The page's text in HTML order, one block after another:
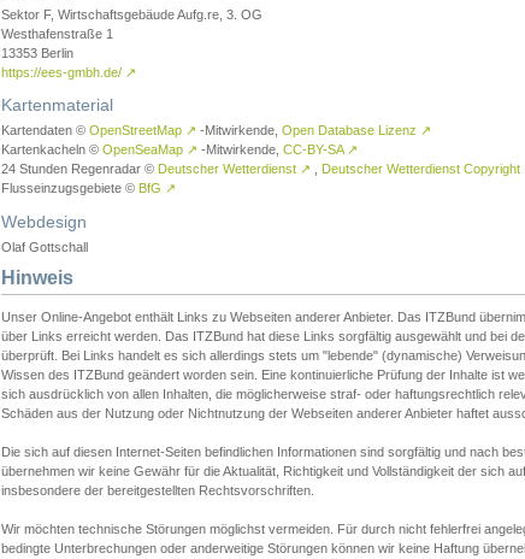
Sektor F, Wirtschaftsgebäude Aufg.re, 3. OG
Westhafenstraße 1
13353 Berlin
https://ees-gmbh.de/ ↗
Kartenmaterial
Kartendaten © OpenStreetMap ↗ -Mitwirkende, Open Database Lizenz ↗
Kartenkacheln © OpenSeaMap ↗ -Mitwirkende, CC-BY-SA ↗
24 Stunden Regenradar © Deutscher Wetterdienst ↗ Deutscher Wetterdienst Copyright
Flusseinzugsgebiete © BfG ↗
Webdesign
Olaf Gottschall
Hinweis
Unser Online-Angebot enthält Links zu Webseiten anderer Anbieter. Das ITZBund
über Links erreicht werden. Das ITZBund hat diese Links sorgfältig ausgewählt und bei
überprüft. Bei Links handelt es sich allerdings stets um "lebende" (dynamische)
Wissen des ITZBund geändert worden sein. Eine kontinuierliche Prüfung der Inhalte ist
sich ausdrücklich von allen Inhalten, die möglicherweise straf- oder haftungsrechtlich
Schäden aus der Nutzung oder Nichtnutzung der Webseiten anderer Anbieter haftet
Die sich auf diesen Internet-Seiten befindlichen Informationen sind sorgfältig und nach
übernehmen wir keine Gewähr für die Aktualität, Richtigkeit und Vollständigkeit der sich
insbesondere der bereitgestellten Rechtsvorschriften.
Wir möchten technische Störungen möglichst vermeiden. Für durch nicht fehlerfrei
bedingte Unterbrechungen oder anderweitige Störungen können wir keine Haftung